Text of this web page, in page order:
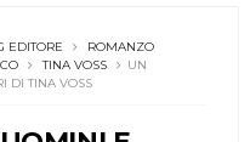
EDITORE
ROMANZO
TINA VOSS
UN
DI TINA VOSS